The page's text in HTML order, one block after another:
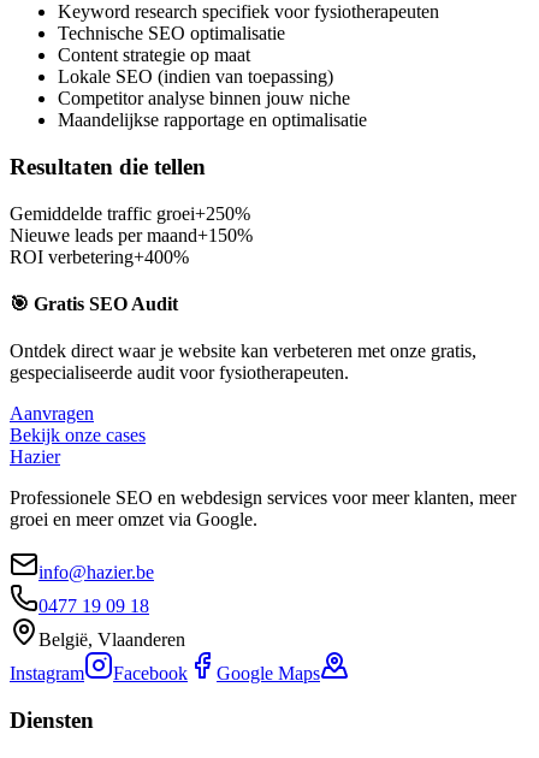
Keyword research specifiek voor fysiotherapeuten
Technische SEO optimalisatie
Content strategie op maat
Lokale SEO (indien van toepassing)
Competitor analyse binnen jouw niche
Maandelijkse rapportage en optimalisatie
Resultaten die tellen
Gemiddelde traffic groei+250%
Nieuwe leads per maand+150%
ROI verbetering+400%
🎯 Gratis SEO Audit
Ontdek direct waar je website kan verbeteren met onze gratis,
gespecialiseerde audit voorfysiotherapeuten.
Aanvragen
Bekijk onze cases
Hazier
Professionele SEO en webdesign services voor meer klanten, meer
groei en meer omzet via Google.
info@hazier.be
0477 19 09 18
België, Vlaanderen
Instagram
Facebook Google Maps
Diensten